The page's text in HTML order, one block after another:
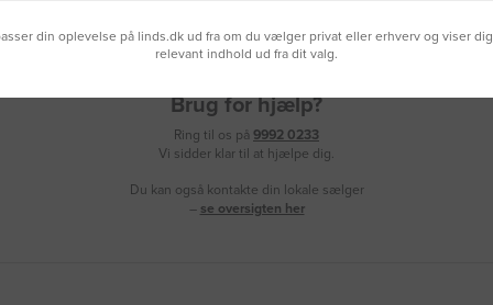
Brug for hjælp?
Ring til os på 9992 0233
Vi sidder klar til at hjælpe dig.
Du kan også kontakte din lokale sælger
– se oversigten her
din oplevelse på linds.dk ud fra om du vælger privat eller erhverv og viser
relevant indhold ud fra dit valg.